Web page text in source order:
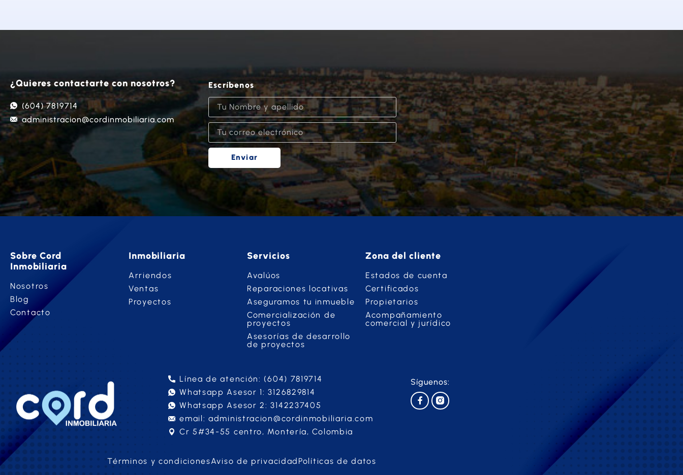
¿Quieres contactarte con nosotros?
(604) 7819714
administracion@cordinmobiliaria.com
Escríbenos
Enviar
Sobre Cord
Inmobiliaria
Nosotros
Blog
Contacto
Inmobiliaria
Arriendos
Ventas
Proyectos
Servicios
Avalúos
Reparaciones locativas
Aseguramos tu inmueble
Comercialización de
proyectos
Asesorías de desarrollo
de proyectos
Zona del cliente
Estados de cuenta
Certificados
Propietarios
Acompañamiento
comercial y jurídico
Línea de atención: (604) 7819714
Whatsapp Asesor 1: 3126829814
Whatsapp Asesor 2: 3142237405
email: administracion@cordinmobiliaria.com
Cr 5#34-55 centro, Montería, Colombia
Síguenos:
Términos y condicionesAviso de privacidad Políticas de datos